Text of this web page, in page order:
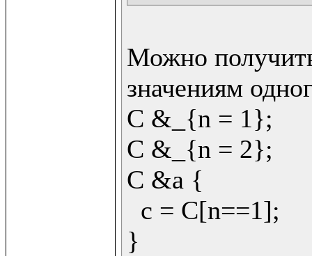
Можно
значениям
C &_{n = 1};
C &_{n = 2};
C &a {